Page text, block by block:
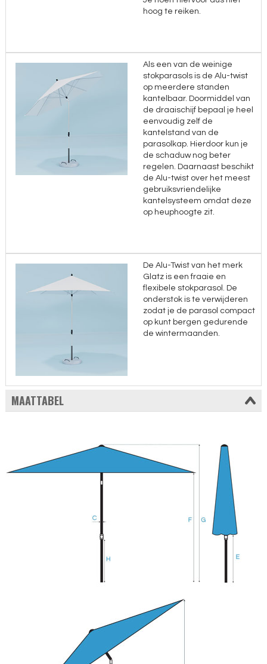
hoog te reiken.
Als een van de weinige
stokparasols is de Alu-twist
op meerdere standen
kantelbaar. Doormiddel van
de draaischijf bepaal je heel
eenvoudig zelf de
kantelstand van de
parasolkap. Hierdoor kun je
de schaduw nog beter
regelen. Daarnaast beschikt
de Alu-twist over het meest
gebruiksvriendelijke
kantelsysteem omdat deze
op heuphoogte zit.
De Alu-Twist van het merk
Glatz is een fraaie en
flexibele stokparasol. De
onderstok is te verwijderen
zodat je de parasol compact
op kunt bergen gedurende
de wintermaanden.
MAATTABEL